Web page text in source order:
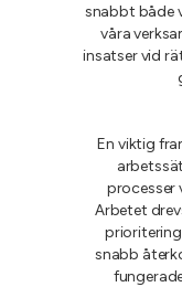
snabbt både
våra
insatser vid
En viktig
processer
Arbetet
snabb